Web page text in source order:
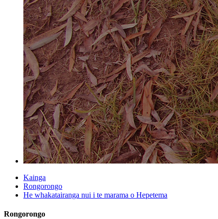
Kainga
Rongorongo
He whakatairanga nui i te marama o Hepetema
Rongorongo